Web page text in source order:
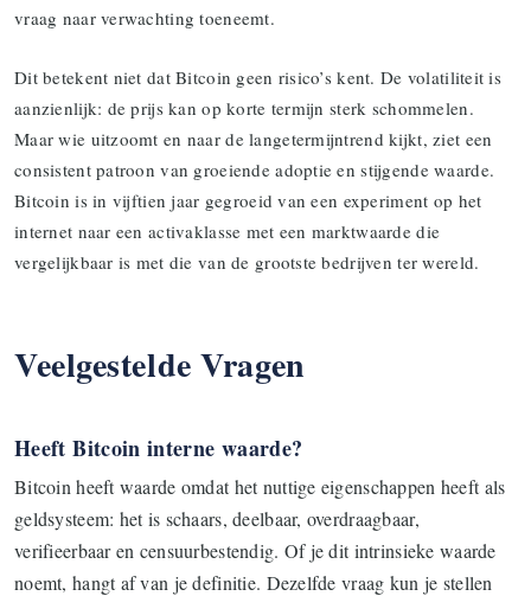
vraag naar verwachting toeneemt.
Dit betekent niet dat Bitcoin geen risico’s kent. De volatiliteit is
aanzienlijk: de prijs kan op korte termijn sterk schommelen.
Maar wie uitzoomt en naar de langetermijntrend kijkt, ziet een
consistent patroon van groeiende adoptie en stijgende waarde.
Bitcoin is in vijftien jaar gegroeid van een experiment op het
internet naar een activaklasse met een marktwaarde die
vergelijkbaar is met die van de grootste bedrijven ter wereld.
Veelgestelde Vragen
Heeft Bitcoin interne waarde?
Bitcoin heeft waarde omdat het nuttige eigenschappen heeft als
geldsysteem: het is schaars, deelbaar, overdraagbaar,
verifieerbaar en censuurbestendig. Of je dit intrinsieke waarde
noemt, hangt af van je definitie. Dezelfde vraag kun je stellen